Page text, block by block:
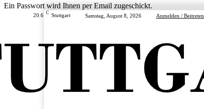
Ein Passwort wird Ihnen per Email zugeschickt.
20.6 C Stuttgart Samstag, August 8, 2026 Anmelden / Beitreten